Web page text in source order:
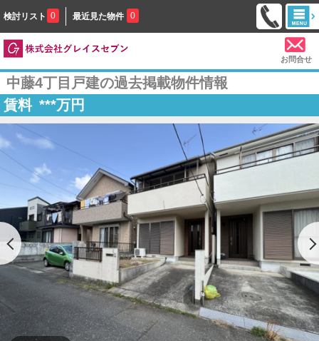
検討リスト 0 最近見た物件 0
お問合せ
中藤4丁目戸建の過去掲載物件情報
賃料 ***万円